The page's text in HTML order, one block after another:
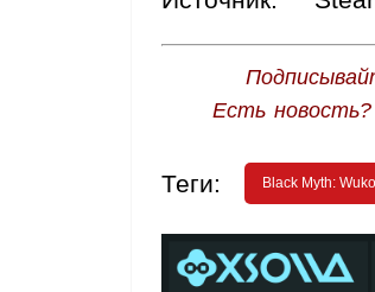
Есть
Теги: Black Myth: